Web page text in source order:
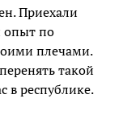
Приехали
опыт по
плечами.
такой
в республике.